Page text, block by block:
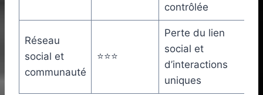
contrôlée
Réseau
social et
communauté
⭐⭐⭐
Perte du lien
social et
d’interactions
uniques